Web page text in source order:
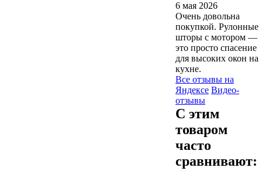
6 мая 2026
Очень довольна
покупкой. Рулонные
шторы с мотором —
это просто спасение
для высоких окон на
кухне.
Все отзывы на
Яндексе Видео-
отзывы
С этим
товаром
часто
сравнивают: